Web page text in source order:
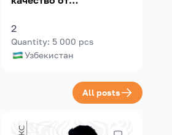
95% 5%лайкра
гребенная пряжа.
2
Quantity: 5 000 pcs
Узбекистан
All posts